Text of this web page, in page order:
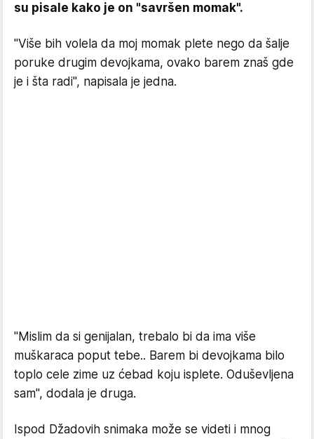
su pisale kako je on "savršen momak".
"Više bih volela da moj momak plete nego da šalje
poruke drugim devojkama, ovako barem znaš gde
je i šta radi", napisala je jedna.
"Mislim da si genijalan, trebalo bi da ima više
muškaraca poput tebe.. Barem bi devojkama bilo
toplo cele zime uz ćebad koju isplete. Oduševljena
sam", dodala je druga.
Ispod Džadovih snimaka može se videti i mnog